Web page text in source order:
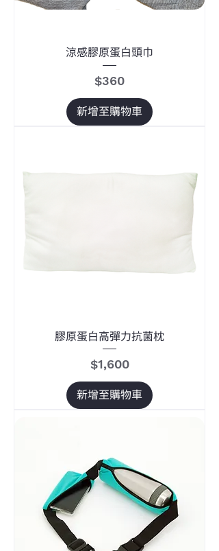
涼感膠原蛋白頭巾
價格
$360
新增至購物車
膠原蛋白高彈力抗菌枕
價格
$1,600
新增至購物車